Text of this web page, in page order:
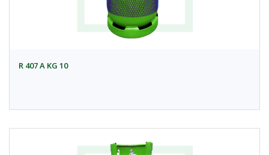
R 407 A KG 10